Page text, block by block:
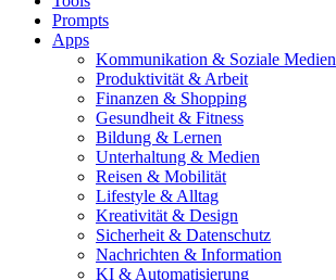
Prompts
Apps
Kommunikation & Soziale Medien
Produktivität & Arbeit
Finanzen & Shopping
Gesundheit & Fitness
Bildung & Lernen
Unterhaltung & Medien
Reisen & Mobilität
Lifestyle & Alltag
Kreativität & Design
Sicherheit & Datenschutz
Nachrichten & Information
KI & Automatisierung